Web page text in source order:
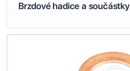
Brzdové hadice a